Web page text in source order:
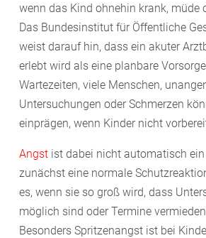
wenn das Kind ohnehin krank, müde
Das Bundesinstitut für Öffentliche
weist darauf hin, dass ein akuter
erlebt wird als eine planbare
Wartezeiten, viele Menschen,
Untersuchungen oder Schmerzen
einprägen, wenn Kinder nicht
Angst ist dabei nicht automatisch
zunächst eine normale
es, wenn sie so groß wird, dass
möglich sind oder Termine
Besonders Spritzenangst ist bei